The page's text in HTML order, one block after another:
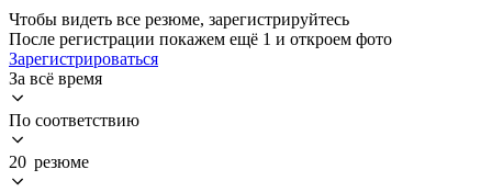
Чтобы видеть все резюме, зарегистрируйтесь
После регистрации покажем ещё 1 и откроем фото
Зарегистрироваться
За всё время
По соответствию
20 резюме